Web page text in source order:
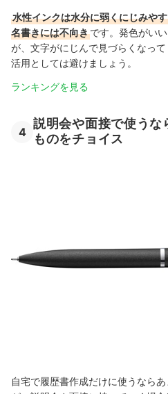
水性インクは水分に弱くにじみや
名書きには不向きです。発色がい
が、文字がにじんで見づらくなっ
活用としては避けましょう。
ランキングを見る
4
説明会や面接で使うな
ものをチョイス
自宅で履歴書作成だけに使うなら